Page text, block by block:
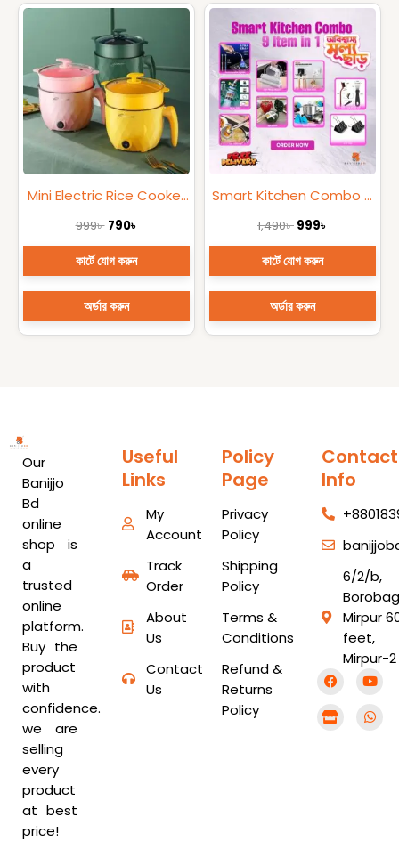
Mini Electric Rice Cooker
(2.0L)
999৳
Original
price
was:
999৳ .
790৳
Current
is:
790৳ .
কার্টে যোগ করুন
অর্ডার করুন
Smart Kitchen Combo –
9 Items in 1
1,490৳
Original
price
was:
1,490৳ .
999৳
Current
price
is:
999৳ .
কার্টে যোগ করুন
অর্ডার করুন
Our
Banijjo
Bd
online
shop is
a
trusted
online
platform.
Buy the
product
with
confidence.
we are
selling
every
product
at best
price!
Useful
Links
My
Account
Track
Order
About
Us
Contact
Us
Policy
Page
Privacy
Policy
Shipping
Policy
Terms &
Conditions
Refund &
Returns
Policy
Contact
Info
6/2/b,
Mirpur
feet,
Mirpur-2
F
a
e
b
Y
o
t
u
S
t
r
e
W
h
t
s